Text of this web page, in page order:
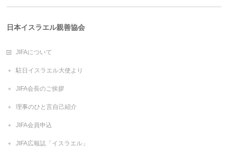
日本イスラエル親善協会
JIFAについて
駐日イスラエル大使より
JIFA会長のご挨拶
理事のひと言自己紹介
JIFA会員申込
JIFA広報誌「イスラエル」